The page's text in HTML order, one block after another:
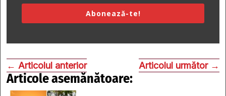
Abonează-te!
← Articolul anterior Articolul următor→
Articole asemănătoare: